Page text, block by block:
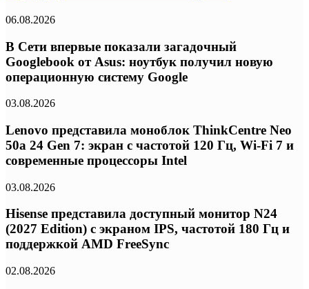
06.08.2026
В Сети впервые показали загадочный
Googlebook от Asus: ноутбук получил новую
операционную систему Google
03.08.2026
Lenovo представила моноблок ThinkCentre Neo
50a 24 Gen 7: экран с частотой 120 Гц, Wi-Fi 7 и
современные процессоры Intel
03.08.2026
Hisense представила доступный монитор N24
(2027 Edition) с экраном IPS, частотой 180 Гц и
поддержкой AMD FreeSync
02.08.2026